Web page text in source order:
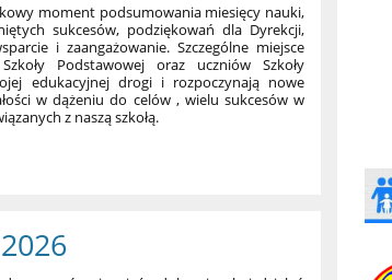
moment podsumowania miesięcy nauki,
sukcesów, podziękowań dla Dyrekcji,
i zaangażowanie. Szczególne miejsce
Podstawowej oraz uczniów Szkoły
edukacyjnej drogi i rozpoczynają nowe
w dążeniu do celów , wielu sukcesów w
z naszą szkołą.